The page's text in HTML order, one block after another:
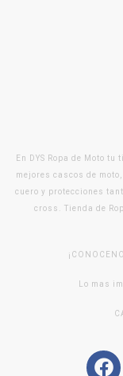
En DYS Ropa de Moto
mejores cascos de
cuero y protecciones
cross. Tienda de
Lo mas